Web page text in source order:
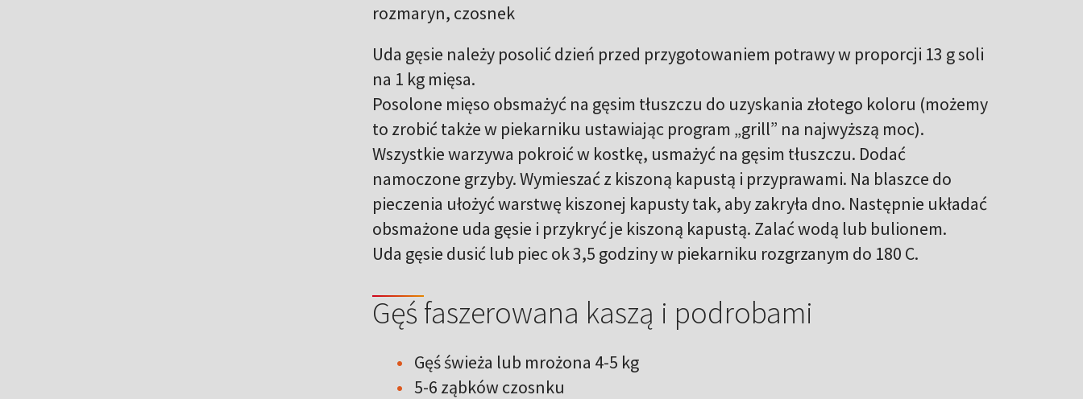
rozmaryn, czosnek
Uda gęsie należy posolić dzień przed przygotowaniem potrawy w proporcji 13 g soli
na 1 kg mięsa.
Posolone mięso obsmażyć na gęsim tłuszczu do uzyskania złotego koloru (możemy
to zrobić także w piekarniku ustawiając program „grill” na najwyższą moc).
Wszystkie warzywa pokroić w kostkę, usmażyć na gęsim tłuszczu. Dodać
namoczone grzyby. Wymieszać z kiszoną kapustą i przyprawami. Na blaszce do
pieczenia ułożyć warstwę kiszonej kapusty tak, aby zakryła dno. Następnie układać
obsmażone uda gęsie i przykryć je kiszoną kapustą. Zalać wodą lub bulionem.
Uda gęsie dusić lub piec ok 3,5 godziny w piekarniku rozgrzanym do 180 C.
Gęś faszerowana kaszą i podrobami
Gęś świeża lub mrożona 4-5 kg
5-6 ząbków czosnku